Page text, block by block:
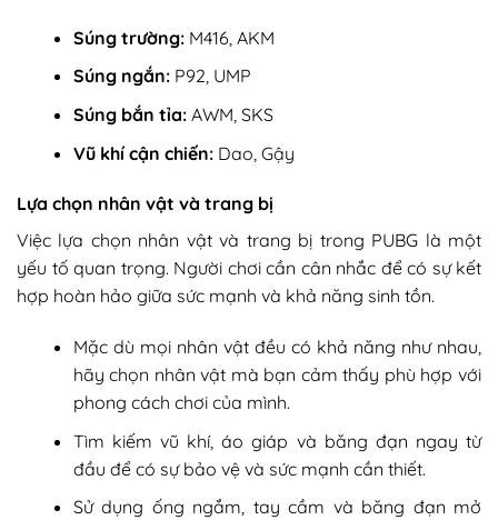
Súng trường:M416, AKM
Súng ngắn:P92, UMP
Súng bắn tỉa:AWM, SKS
Vũ khí cận chiến:Dao, Gậy
Lựa chọn nhân vật và trang bị
Việc lựa chọn nhân vật và trang bị trong PUBG là một
yếu tố quan trọng. Người chơi cần cân nhắc để có sự kết
hợp hoàn hảo giữa sức mạnh và khả năng sinh tồn.
Mặc dù mọi nhân vật đều có khả năng như nhau,
hãy chọn nhân vật mà bạn cảm thấy phù hợp với
phong cách chơi của mình.
Tìm kiếm vũ khí, áo giáp và băng đạn ngay từ
đầu để có sự bảo vệ và sức mạnh cần thiết.
Sử dụng ống ngắm, tay cầm và băng đạn mở